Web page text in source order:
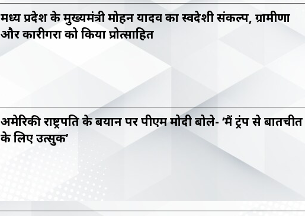
मध्य प्रदेश के मुख्यमंत्री मोहन यादव का स्वदेशी संकल्प, ग्रामीणों
और कारीगरों को किया प्रोत्साहित
अमेरिकी राष्ट्रपति के बयान पर पीएम मोदी बोले- ‘मैं ट्रंप से बातचीत
के लिए उत्सुक’